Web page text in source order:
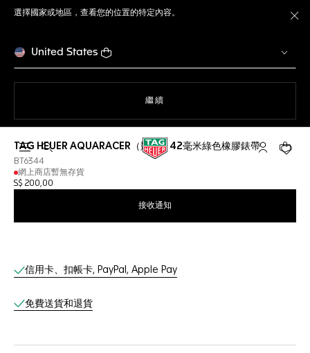
選擇國家或地區，查看您的位置的特定內容。
United States
繼續
開啟搜尋 「我的TAG
您的
TAG HEUER AQUARACER（競潛）42毫米綠色橡膠錶帶
BT6344
網上商店暫無存貨
S$ 200,00
接收通知
網上服務
信用卡、扣帳卡, PayPal, Apple Pay
免費送貨和退貨